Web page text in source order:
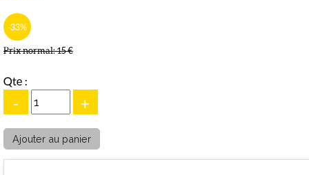
-33%
Prix normal:15 €
Qte :
- +